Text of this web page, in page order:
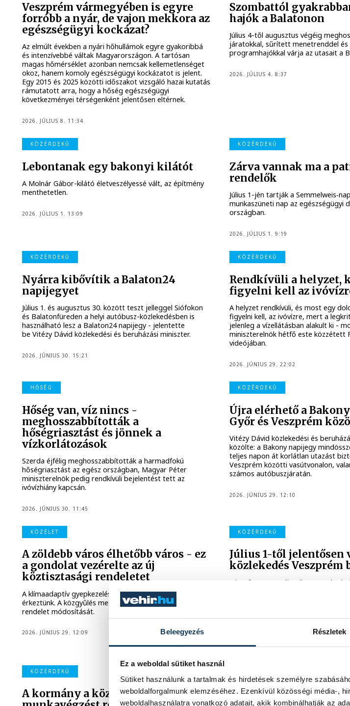
Beleegyezés Részletek
Ez a weboldal sütiket használ
Sütiket használunk a tartalmak és hirdetések személyre
weboldalforgalmunk elemzéséhez. Ezenkívül közösségi média-,
weboldalhasználatra vonatkozó adatait, akik kombinálhatják az
Veszprém vármegyében is egyre
forróbb a nyár, de vajon mekkora az
egészségügyi kockázat?
Az elmúlt években a nyári hőhullámok egyre gyakoribbá
és intenzívebbé váltak Magyarországon. A tartósan
magas hőmérséklet azonban nemcsak kellemetlenséget
okoz, hanem komoly egészségügyi kockázatot is jelent.
Egy 2015 és 2025 közötti időszakot vizsgáló hazai kutatás
rámutatott arra, hogy a hőség egészségügyi
következményei térségenként jelentősen eltérnek.
2026. JÚLIUS 8. 11:34
Szombattól
hajók a Balatonon
Július 4-től augusztus végéig
járatokkal, sűrített menetrenddel és
programhajókkal várja az utasait a
2026. JÚLIUS 4. 8:37
KÖZÉRDEKŰ
Lebontanak egy bakonyi kilátót
A Molnár Gábor-kilátó életveszélyessé vált, az építmény
menthetetlen.
2026. JÚLIUS 1. 13:09
KÖZÉRDEKŰ
Zárva vannak ma a
rendelők
Július 1-jén tartják a
munkaszüneti nap az egészségügyi
országban.
2026. JÚLIUS 1. 9:19
KÖZÉRDEKŰ
Nyárra kibővítik a Balaton24
napijegyet
Július 1. és augusztus 30. között teszt jelleggel Siófokon
és Balatonfüreden a helyi autóbusz-közlekedésben is
használható lesz a Balaton24 napijegy - jelentette
be Vitézy Dávid közlekedési és beruházási miniszter.
2026. JÚNIUS 30. 15:21
KÖZÉRDEKŰ
Rendkívüli a helyzet,
figyelni kell az
A helyzet rendkívüli, és most egy
figyelni kell, az ivóvízre, mert a
jelenleg a vízellátásban alakult ki -
miniszterelnök hétfő este közzétett
videójában.
2026. JÚNIUS 29. 22:02
HŐSÉG
Hőség van, víz nincs -
meghosszabbították a
hőségriasztást és jönnek a
vízkorlátozások
Szerda éjfélig meghosszabbították a harmadfokú
hőségriasztást az egész országban, Magyar Péter
miniszterelnök pedig rendkívüli bejelentést tett az
ivóvízhiány kapcsán.
2026. JÚNIUS 30. 11:45
KÖZÉRDEKŰ
Újra elérhető a
Győr és Veszprém
Vitézy Dávid közlekedési és
közölte: a Bakony napijegy
teljes napon át korlátlan utazást
Veszprém közötti vasútvonalon,
számos autóbuszjáratán.
2026. JÚNIUS 29. 12:10
KÖZÉLET
A zöldebb város élhetőbb város - ez
a gondolat vezérelte az új
köztisztasági rendeletet
A klímaadaptív gyepkezelés újabb mérföldkövéhez
érkeztünk. A közgyűlés megszavazta a köztisztasági
rendelet módosítását.
2026. JÚNIUS 29. 12:09
KÖZÉRDEKŰ
Július 1-től jelentősen
közlekedés Veszprém
Jelentősen megváltozik Veszprém
kivitelezési munkák idejére új,
2026. JÚNIUS 29. 10:03
KÖZÉRDEKŰ
A kormány a közszférában otthoni
Túl meleg a Duna